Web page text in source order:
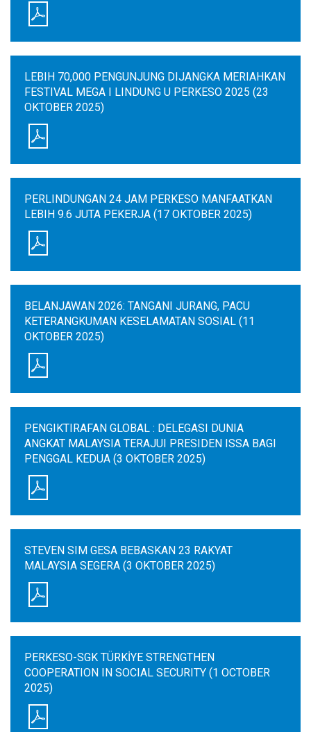
LEBIH 70,000 PENGUNJUNG DIJANGKA MERIAHKAN
FESTIVAL MEGA I LINDUNG U PERKESO 2025 (23
OKTOBER 2025)
PERLINDUNGAN 24 JAM PERKESO MANFAATKAN
LEBIH 9.6 JUTA PEKERJA (17 OKTOBER 2025)
BELANJAWAN 2026: TANGANI JURANG, PACU
KETERANGKUMAN KESELAMATAN SOSIAL (11
OKTOBER 2025)
PENGIKTIRAFAN GLOBAL : DELEGASI DUNIA
ANGKAT MALAYSIA TERAJUI PRESIDEN ISSA BAGI
PENGGAL KEDUA (3 OKTOBER 2025)
STEVEN SIM GESA BEBASKAN 23 RAKYAT
MALAYSIA SEGERA (3 OKTOBER 2025)
PERKESO-SGK TÜRKİYE STRENGTHEN
COOPERATION IN SOCIAL SECURITY (1 OCTOBER
2025)